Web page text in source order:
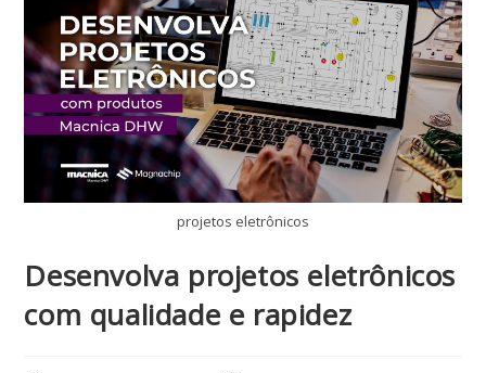
projetos eletrônicos
Desenvolva projetos eletrônicos
com qualidade e rapidez